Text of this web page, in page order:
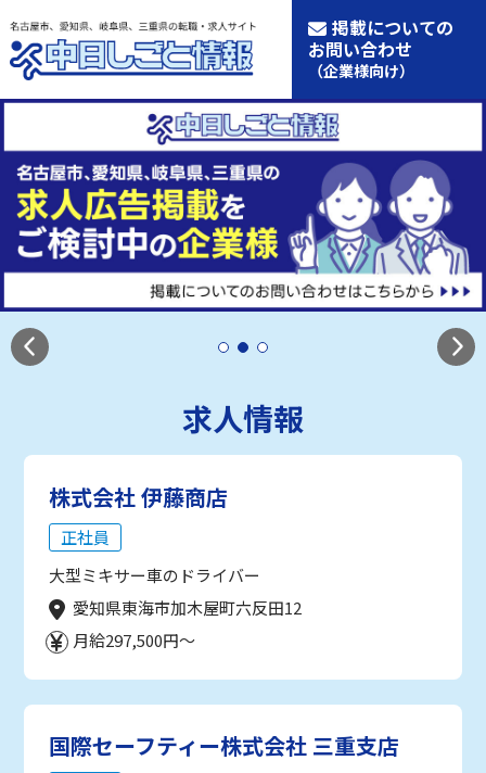
掲載についての
お問い合わせ
（企業様向け）
求人情報
株式会社 伊藤商店
正社員
大型ミキサー車のドライバー
愛知県東海市加木屋町六反田12
月給297,500円～
国際セーフティー株式会社 三重支店